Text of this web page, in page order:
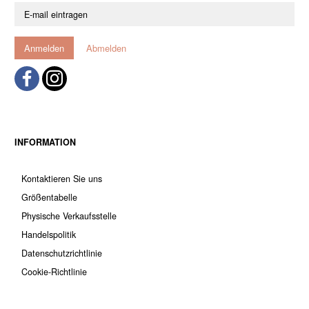
mail
Anmelden Abmelden
INFORMATION
Kontaktieren Sie uns
Größentabelle
Physische Verkaufsstelle
Handelspolitik
Datenschutzrichtlinie
Cookie-Richtlinie